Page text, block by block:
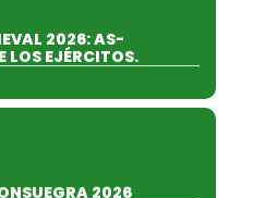
2026: AS-
LOS EJÉRCITOS.
2026